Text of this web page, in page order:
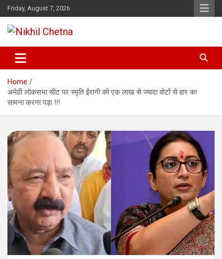
Skip
to
content
Friday, August 7, 2026
Nikhil Chetna
Home
अमेठी लोकसभा सीट पर स्मृति ईरानी को एक लाख से ज्यादा वोटों से हार का
सामना करना पड़ा !!!